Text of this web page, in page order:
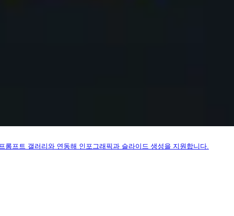
롬프트 갤러리와 연동해 인포그래픽과 슬라이드 생성을 지원합니다.